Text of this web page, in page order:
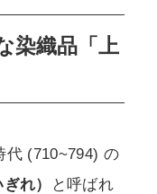
染織品「上
代 (710~794) の
れ）
と呼ばれ